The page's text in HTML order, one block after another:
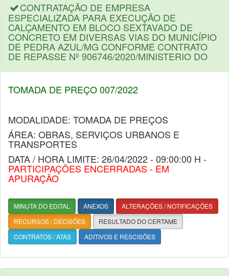
CONTRATAÇÃO DE EMPRESA
ESPECIALIZADA PARA EXECUÇÃO DE
CALÇAMENTO EM BLOCO SEXTAVADO DE
CONCRETO EM DIVERSAS VIAS DO MUNICÍPIO
DE PEDRA AZUL/MG CONFORME CONTRATO
DE REPASSE Nº 906746/2020/MINISTERIO DO
TOMADA DE PREÇO 007/2022
MODALIDADE: TOMADA DE PREÇOS
ÁREA: OBRAS, SERVIÇOS URBANOS E
TRANSPORTES
DATA / HORA LIMITE: 26/04/2022 - 09:00:00 H -
PARTICIPAÇÕES ENCERRADAS - EM
APURAÇÃO
MINUTA DO EDITAL ANEXOS
ALTERAÇÕES / NOTIFICAÇÕES
RECURSOS / DECISÕES
RESULTADO DO CERTAME
CONTRATOS / ATAS
ADITIVOS E RESCISÕES